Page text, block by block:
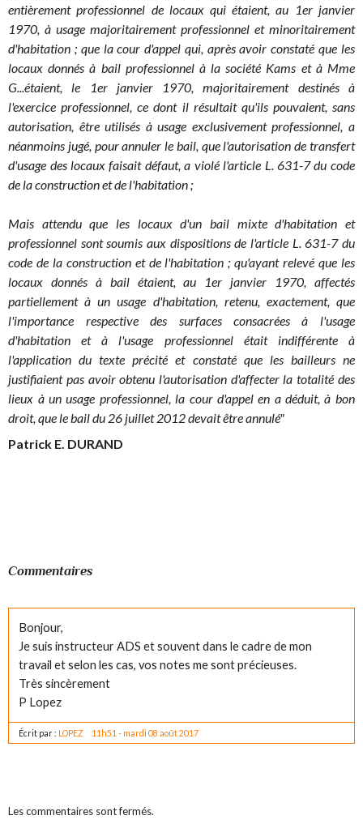
entièrement professionnel de locaux qui étaient, au 1er janvier
1970, à usage majoritairement professionnel et minoritairement
d'habitation ; que la cour d'appel qui, après avoir constaté que les
locaux donnés à bail professionnel à la société Kams et à Mme
G...étaient, le 1er janvier 1970, majoritairement destinés à
l'exercice professionnel, ce dont il résultait qu'ils pouvaient, sans
autorisation, être utilisés à usage exclusivement professionnel, a
néanmoins jugé, pour annuler le bail, que l'autorisation de transfert
d'usage des locaux faisait défaut, a violé l'article L. 631-7 du code
de la construction et de l'habitation ;
Mais attendu que les locaux d'un bail mixted'habitation et
professionnel sont soumis aux dispositions de l'article L. 631-7 du
code de la construction et de l'habitation ; qu'ayant relevé que les
locaux donnés à bail étaient, au 1er janvier 1970, affectés
partiellement à un usage d'habitation, retenu, exactement, que
l'importance respective des surfaces consacrées à l'usage
d'habitation et à l'usage professionnel était indifférente à
l'application du texte précité et constaté que les bailleurs ne
justifiaient pas avoir obtenu l'autorisation d'affecter la totalité des
lieux à un usage professionnel, la cour d'appel en a déduit, à bon
droit, que le bail du 26 juillet 2012 devait être annulé"
Patrick E. DURAND
Commentaires
Bonjour,
Je suis instructeur ADS et souvent dans le cadre de mon
travail et selon les cas, vos notes me sont précieuses.
Très sincèrement
P Lopez
Écrit par : LOPEZ 11h51 - mardi 08 août 2017
Les commentaires sont fermés.